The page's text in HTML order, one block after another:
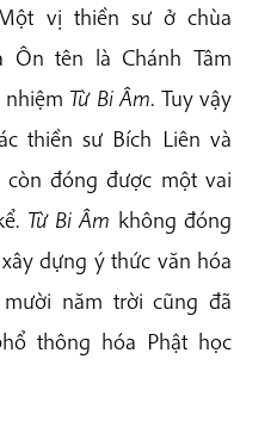
vị thiền sư ở chùa
Ôn tên là Chánh Tâm
Từ Bi Âm. Tuy vậy
thiền sư Bích Liên và
còn đóng được một vai
Từ Bi Âm không đóng
dựng ý thức văn hóa
năm trời cũng đã
thông hóa Phật học